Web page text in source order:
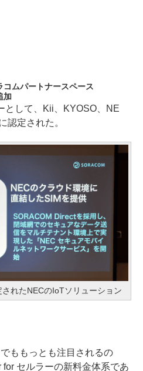
ムパートナースペース
加
して、Kii、KYOSO、NE
認定された。
れたNECのIoTソリューション
ももっとも注目されるの
セルラーの新料金体系であ